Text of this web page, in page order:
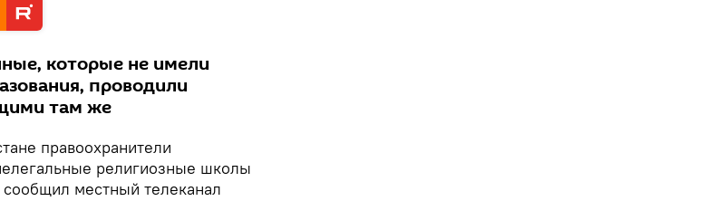
которые не имели
проводили
там же
правоохранители
религиозные школы
местный телеканал